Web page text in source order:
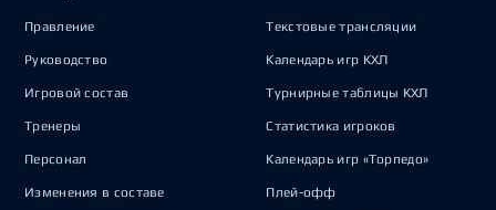
Правление
Руководство
Игровой состав
Тренеры
Персонал
Изменения в составе
Текстовые трансляции
Календарь игр КХЛ
Турнирные таблицы КХЛ
Статистика игроков
Календарь игр «Торпедо»
Плей-офф